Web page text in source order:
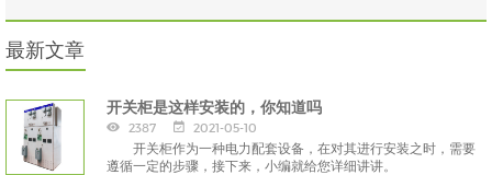
最新文章
开关柜是这样安装的，你知道吗
2387
2021-05-10
开关柜作为一种电力配套设备，在对其进行安装之时，需要
遵循一定的步骤，接下来，小编就给您详细讲讲。